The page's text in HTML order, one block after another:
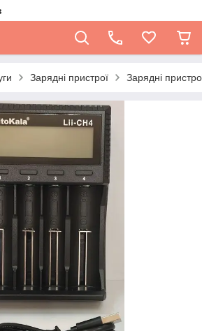
Зарядні пристрої Зарядні